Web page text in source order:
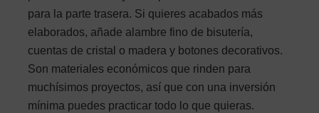
para la parte trasera. Si quieres acabados más
elaborados, añade alambre fino de bisutería,
cuentas de cristal o madera y botones decorativos.
Son materiales económicos que rinden para
muchísimos proyectos, así que con una inversión
mínima puedes practicar todo lo que quieras.